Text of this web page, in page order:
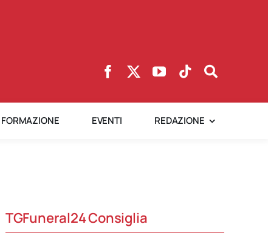
FORMAZIONE EVENTI REDAZIONE
TGFuneral24 Consiglia